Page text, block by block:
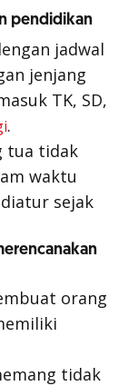
pendidikan
jadwal
jenjang
TK, SD,
.
tua tidak
waktu
sejak
orang
tidak